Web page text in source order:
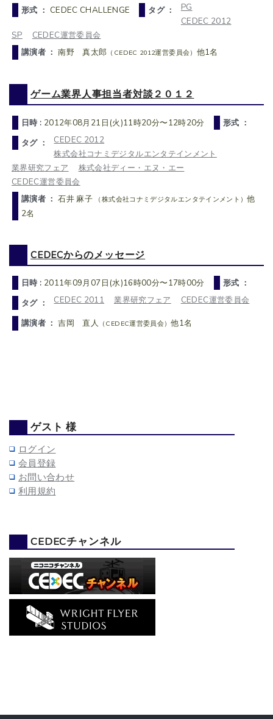
形式 ： CEDEC CHALLENGE タグ ：
PG
CEDEC 2012
SP
CEDEC運営委員会
講演者 ：南野 真太郎 （CEDEC 2012運営委員会） 他1名
ゲーム業界人事担当者対談２０１２
日時 : 2012年08月21日(火)11時20分〜12時20分
形式 ：
タグ ：
CEDEC 2012
株式会社コナミデジタルエンタテインメント
業界研究フェア
株式会社ディー・エヌ・エー
CEDEC運営委員会
講演者 ：石井 麻子 （株式会社コナミデジタルエンタテインメント）他
2名
CEDECからのメッセージ
日時 : 2011年09月07日(水)16時00分〜17時00分
形式 ：
タグ ：
CEDEC 2011 業界研究フェア
CEDEC運営委員会
講演者 ：吉岡 直人 （CEDEC運営委員会）他1名
ゲスト 様
ログイン
会員登録
お問い合わせ
利用規約
CEDECチャンネル